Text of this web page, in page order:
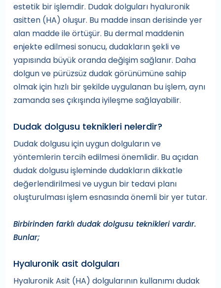
estetik bir işlemdir. Dudak dolguları hyaluronik
asitten (HA) oluşur. Bu madde insan derisinde yer
alan madde ile örtüşür. Bu dermal maddenin
enjekte edilmesi sonucu, dudakların şekli ve
yapısında büyük oranda değişim sağlanır. Daha
dolgun ve pürüzsüz dudak görünümüne sahip
olmak için hızlı bir şekilde uygulanan bu işlem, aynı
zamanda ses çıkışında iyileşme sağlayabilir.
Dudak dolgusu teknikleri nelerdir?
Dudak dolgusu için uygun dolguların ve
yöntemlerin tercih edilmesi önemlidir. Bu açıdan
dudak dolgusu işleminde dudakların dikkatle
değerlendirilmesi ve uygun bir tedavi planı
oluşturulması işlem esnasında önemli bir yer tutar.
Birbirinden farklı dudak dolgusu teknikleri vardır.
Bunlar;
Hyaluronik asit dolguları
Hyaluronik Asit (HA) dolgularının kullanımı dudak